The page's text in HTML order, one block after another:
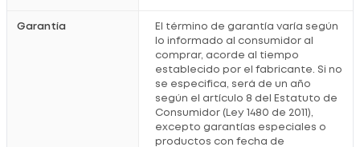
Garantía
El término de garantía varía según
lo informado al consumidor al
comprar, acorde al tiempo
establecido por el fabricante. Si no
se especifica, será de un año
según el artículo 8 del Estatuto de
Consumidor (Ley 1480 de 2011),
excepto garantías especiales o
productos con fecha de